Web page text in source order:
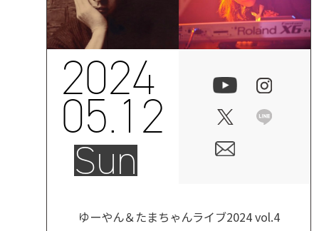
2024
05.12
Sun
ゆーやん＆たまちゃんライブ2024 vol.4